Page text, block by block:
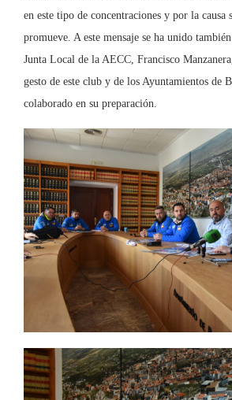
en este tipo de concentraciones y por la causa
promueve. A este mensaje se ha unido
Junta Local de la AECC, Francisco
gesto de este club y de los Ayuntamientos de
colaborado en su preparación.